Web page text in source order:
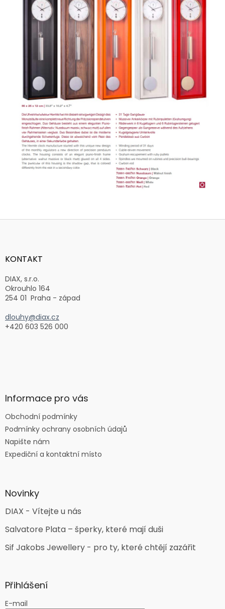
Z
aKONTAKT
DIAX, s.r.o.
Okrouhlo 164
254 01 Praha - západ
dlouhy@diax.cz
+420 603 526 000
Informace pro vás
Obchodní podmínky
Podmínky ochrany osobních údajů
Napište nám
Expediční a kontaktní místo
Novinky
DIAX - Vítejte u nás
Salvatore Plata – šperky, které mají duši
Sif Jakobs Jewellery - pro ty, které chtějí zazářit
Přihlášení
E-mail